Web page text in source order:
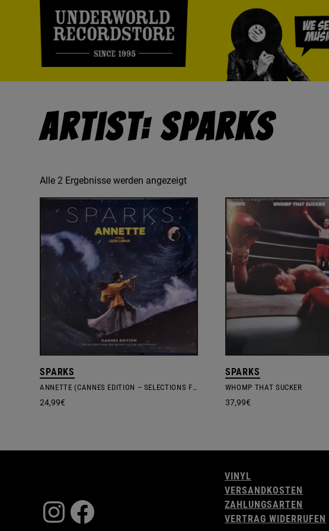
Artist: Sparks
Alle 2 Ergebnisse werden angezeigt
SPARKS
ANNETTE (CANNES EDITION – SELECTIONS FROM THE MOTION PICTURE SOUNDTRACK)
24,99€
SPARKS
WHOMP THAT SUCKER
37,99€
Instagram
Facebook
VINYL
VERSANDKOSTEN
ZAHLUNGSARTEN
VERTRAG WIDERRUFEN